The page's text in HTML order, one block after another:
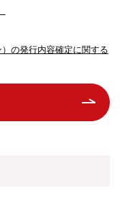
の発行内容確定に関する